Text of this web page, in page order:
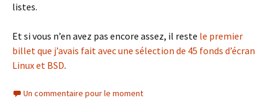
listes.
Et si vous n’en avez pas encore assez, il reste le premier
billet que j’avais fait avec une sélection de 45 fonds d’écran
Linux et BSD.
Un commentaire pour le moment